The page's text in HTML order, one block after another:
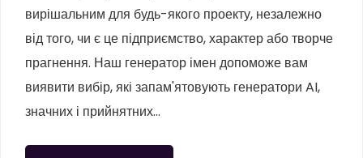
вирішальним для будь-якого проекту, незалежно
від того, чи є це підприємство, характер або творче
прагнення. Наш генератор імен допоможе вам
виявити вибір, які запам'ятовують генератори AI,
значних і прийнятних...